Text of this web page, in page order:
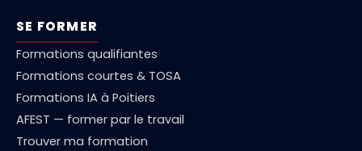
SE FORMER
Formations qualifiantes
Formations courtes & TOSA
Formations IA à Poitiers
AFEST — former par le travail
Trouver ma formation